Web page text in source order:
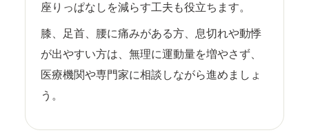
座りっぱなしを減らす工夫も役立ちます。
膝、足首、腰に痛みがある方、息切れや動悸
が出やすい方は、無理に運動量を増やさず、
医療機関や専門家に相談しながら進めましょ
う。